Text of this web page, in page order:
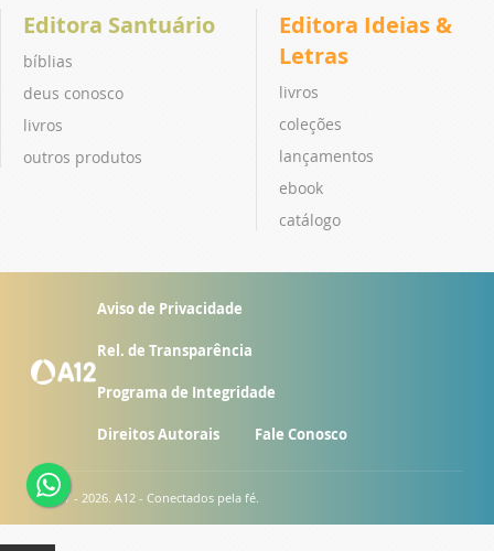
Editora Santuário
bíblias
deus conosco
livros
outros produtos
Editora Ideias &
Letras
livros
coleções
lançamentos
ebook
catálogo
Aviso de Privacidade
Rel. de Transparência
Programa de Integridade
Direitos Autorais Fale Conosco
© 2007 - 2026. A12 - Conectados pela fé.